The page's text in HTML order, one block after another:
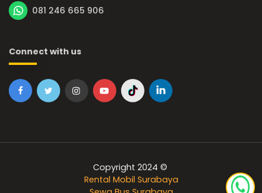
081 246 665 906
Connect with us
Copyright 2024 ©
Rental Mobil Surabaya